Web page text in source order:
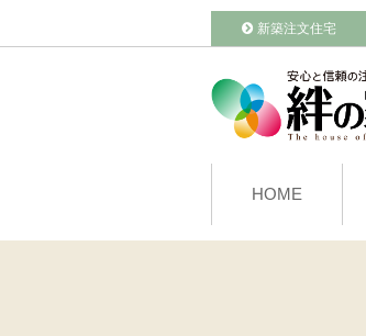
新築注文住宅
HOME